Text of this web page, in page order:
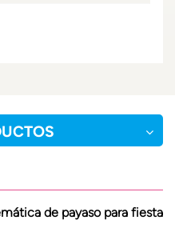
de payaso para fiesta